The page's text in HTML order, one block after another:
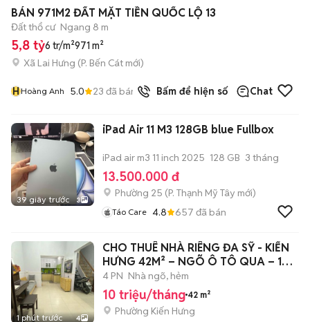
BÁN 971M2 ĐẤT MẶT TIỀN QUỐC LỘ 13
Đất thổ cư Ngang 8 m
5,8 tỷ6 tr/m²971 m²
Xã Lai Hưng (P. Bến Cát mới)
HHoàng Anh 5.0 23 đã bán Bấm để hiện số Chat
39 giây trước 3
iPad Air 11 M3 128GB blue Fullbox
iPad air m3 11 inch 2025 128 GB 3 tháng
13.500.000 đ
Phường 25 (P. Thạnh Mỹ Tây mới)
Táo Care 4.8 657 đã bán
1 phút trước 4
CHO THUÊ NHÀ RIÊNG ĐA SỸ - KIẾN
HƯNG 42M² – NGÕ Ô TÔ QUA – 10
TR
4 PN Nhà ngõ, hẻm
10 triệu/tháng 42 m²
Phường Kiến Hưng